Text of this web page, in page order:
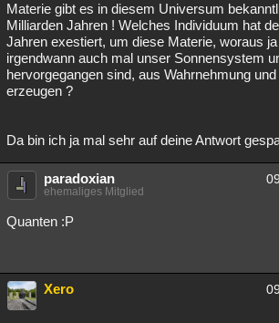
Materie gibt es in diesem Universum
Milliarden Jahren ! Welches Individuum hat
Jahren exestiert, um diese Materie, woraus
irgendwann auch mal unser Sonnensystem
hervorgegangen sind, aus Wahrnehmung
erzeugen ?
Da bin ich ja mal sehr auf deine Antwort
paradoxian
ehemaliges Mitglied
Quanten :P
Xero